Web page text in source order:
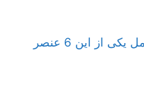
هر عنوان صفحه سایت شامل یکی از این 6 عنصر